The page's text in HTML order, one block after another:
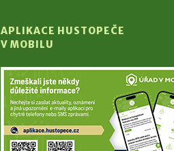
APLIKACE HUSTOPEČE
V MOBILU